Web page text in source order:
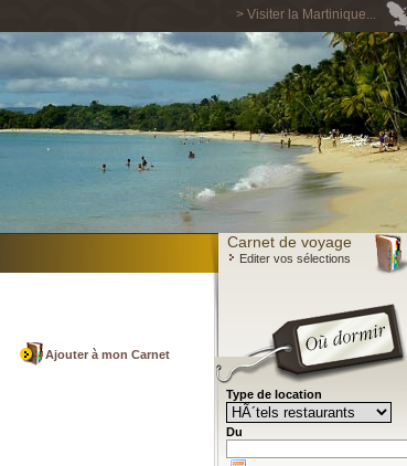
> Visiter la Martinique...
Carnet de voyage
Editer vos sélections
Ajouter à mon Carnet
Type de location
Du